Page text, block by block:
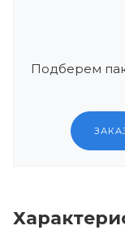
Подберем